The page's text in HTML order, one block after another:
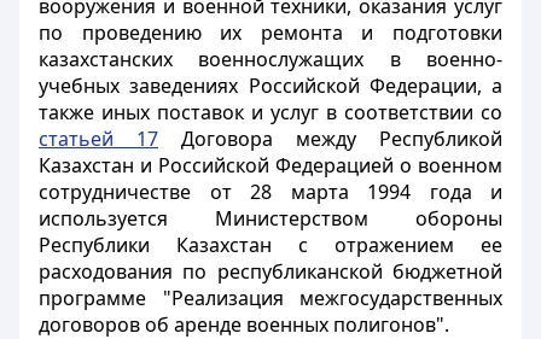
вооружения и военной техники, оказания услуг
по проведению их ремонта и подготовки
казахстанских военнослужащих в военно-
учебных заведениях Российской Федерации, а
также иных поставок и услуг в соответствии со
статьей 17 Договора между Республикой
Казахстан и Российской Федерацией о военном
сотрудничестве от 28 марта 1994 года и
используется Министерством обороны
Республики Казахстан с отражением ее
расходования по республиканской бюджетной
программе "Реализация межгосударственных
договоров об аренде военных полигонов".